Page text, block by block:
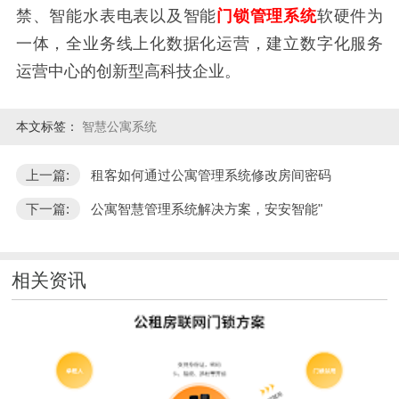
禁、智能水表电表以及智能门锁管理系统软硬件为
一体，全业务线上化数据化运营，建立数字化服务
运营中心的创新型高科技企业。
本文标签： 智慧公寓系统
上一篇: 租客如何通过公寓管理系统修改房间密码
下一篇: 公寓智慧管理系统解决方案，安安智能"
相关资讯